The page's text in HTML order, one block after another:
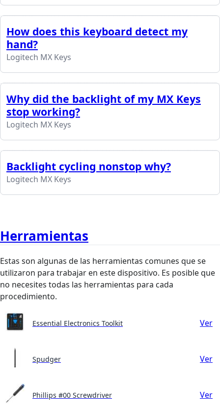
How does this keyboard detect my
hand?
Logitech MX Keys
Why did the backlight of my MX Keys
stop working?
Logitech MX Keys
Backlight cycling nonstop why?
Logitech MX Keys
Herramientas
Estas son algunas de las herramientas comunes que se
utilizaron para trabajar en este dispositivo. Es posible que
no necesites todas las herramientas para cada
procedimiento.
Essential Electronics Toolkit Ver
Spudger Ver
Phillips #00 Screwdriver Ver